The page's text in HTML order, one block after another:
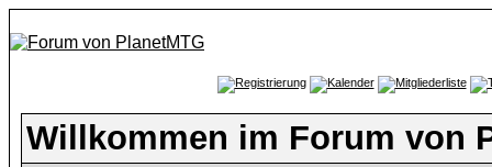
Willkommen im Forum von